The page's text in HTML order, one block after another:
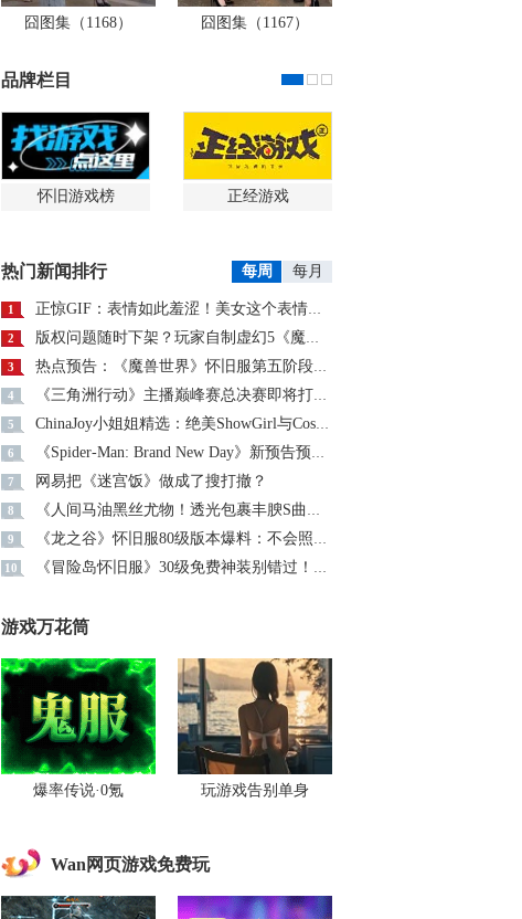
囧图集（1168） 囧图集（1167）
品牌栏目
怀旧游戏榜 正经游戏
热门新闻排行 每周 每月
1 正惊GIF：表情如此羞涩！美女这个表情太好看，直接让人遐想连篇
2 版权问题随时下架？玩家自制虚幻5《魔兽世界》8月15日上线
3 热点预告：《魔兽世界》怀旧服第五阶段开启！《三角洲行动》开启全新宝藏月摸大红！
4 《三角洲行动》主播巅峰赛总决赛即将打响！8月2日，群星汇聚，新王加冕！
5 ChinaJoy小姐姐精选：绝美ShowGirl与Coser大赏！（5）
6 《Spider-Man: Brand New Day》新预告预计明日发布，另有一张新剧照公开
7 网易把《迷宫饭》做成了搜打撤？
8 《人间马油黑丝尤物！透光包裹丰腴S曲线腰臀比0.7！简杜Q弹蛮腰裹马油丝の致命诱惑》
9 《龙之谷》怀旧服80级版本爆料：不会照搬正式服，这次要玩点不一样的
10 《冒险岛怀旧服》30级免费神装别错过！新手必看重点攻略
游戏万花筒
爆率传说·0氪 玩游戏告别单身
Wan网页游戏免费玩